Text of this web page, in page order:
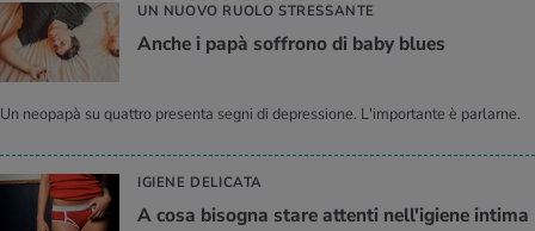
UN NUOVO RUOLO STRESSANTE
Anche i papà soffrono di baby blues
Un neopapà su quattro presenta segni di depressione. L'importante è parlarne.
IGIENE DELICATA
A cosa bisogna stare attenti nell'igiene intima